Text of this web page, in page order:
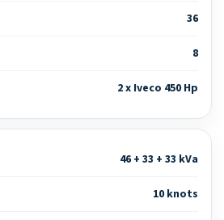
36
8
2 x Iveco 450 Hp
46 + 33 + 33 kVa
10 knots